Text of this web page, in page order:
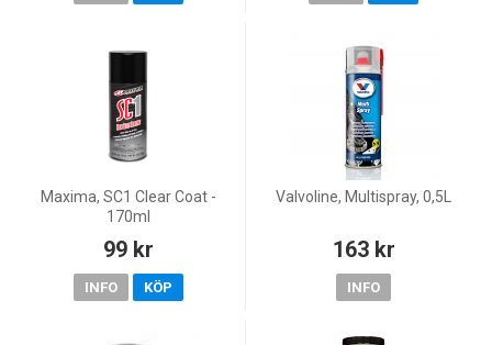
Maxima, SC1 Clear Coat -
170ml
99 kr
INFO KÖP
Valvoline, Multispray, 0,5L
163 kr
INFO